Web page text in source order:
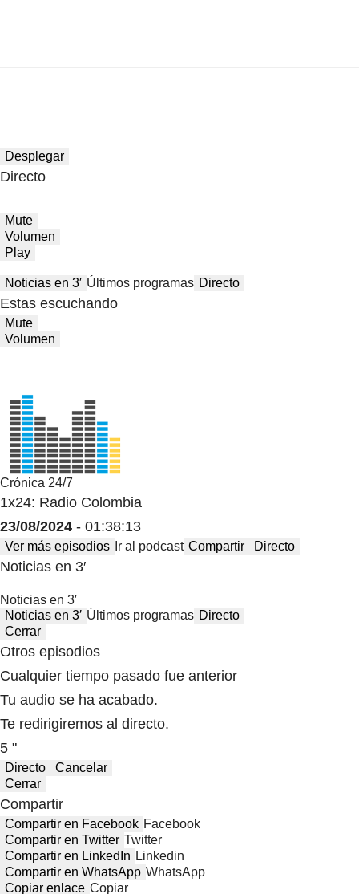
Desplegar
Directo
Mute
Volumen
Play
Noticias en 3′ Últimos programas Directo
Estas escuchando
Mute
Volumen
Crónica 24/7
1x24: Radio Colombia
23/08/2024 - 01:38:13
Ver más episodios Ir al podcast Compartir Directo
Noticias en 3′
Noticias en 3′
Noticias en 3′ Últimos programas Directo
Cerrar
Otros episodios
Cualquier tiempo pasado fue anterior
Tu audio se ha acabado.
Te redirigiremos al directo.
5 "
Directo
Cancelar
Cerrar
Compartir
Compartir en Facebook Facebook
Compartir en Twitter Twitter
Compartir en LinkedIn Linkedin
Compartir en WhatsApp WhatsApp
Copiar enlace Copiar